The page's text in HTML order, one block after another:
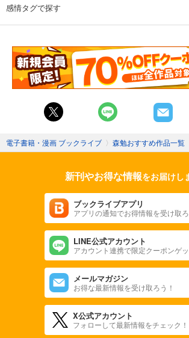
感情タグで探す
電子書籍・漫画 ブックライブ 〉 森勉おすすめ作品一覧
新刊やお得な情報をお届けし
ブックライブアプリ
アプリの通知でお得情報を受け取ろ
LINE公式アカウント
アカウント連携で限定クーポンゲッ
メールマガジン
お得な最新情報を受け取ろう！
X公式アカウント
フォローして最新情報をチェック！